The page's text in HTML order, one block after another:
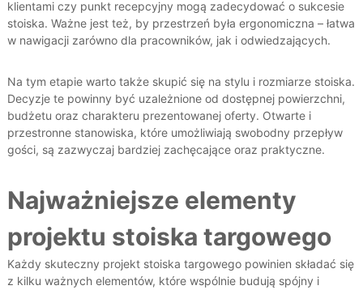
klientami czy punkt recepcyjny mogą zadecydować o sukcesie
stoiska. Ważne jest też, by przestrzeń była ergonomiczna – łatwa
w nawigacji zarówno dla pracowników, jak i odwiedzających​.
Na tym etapie warto także skupić się na stylu i rozmiarze stoiska.
Decyzje te powinny być uzależnione od dostępnej powierzchni,
budżetu oraz charakteru prezentowanej oferty. Otwarte i
przestronne stanowiska, które umożliwiają swobodny przepływ
gości, są zazwyczaj bardziej zachęcające oraz praktyczne.
Najważniejsze elementy
projektu stoiska targowego
Każdy skuteczny projekt stoiska targowego powinien składać się
z kilku ważnych elementów, które wspólnie budują spójny i